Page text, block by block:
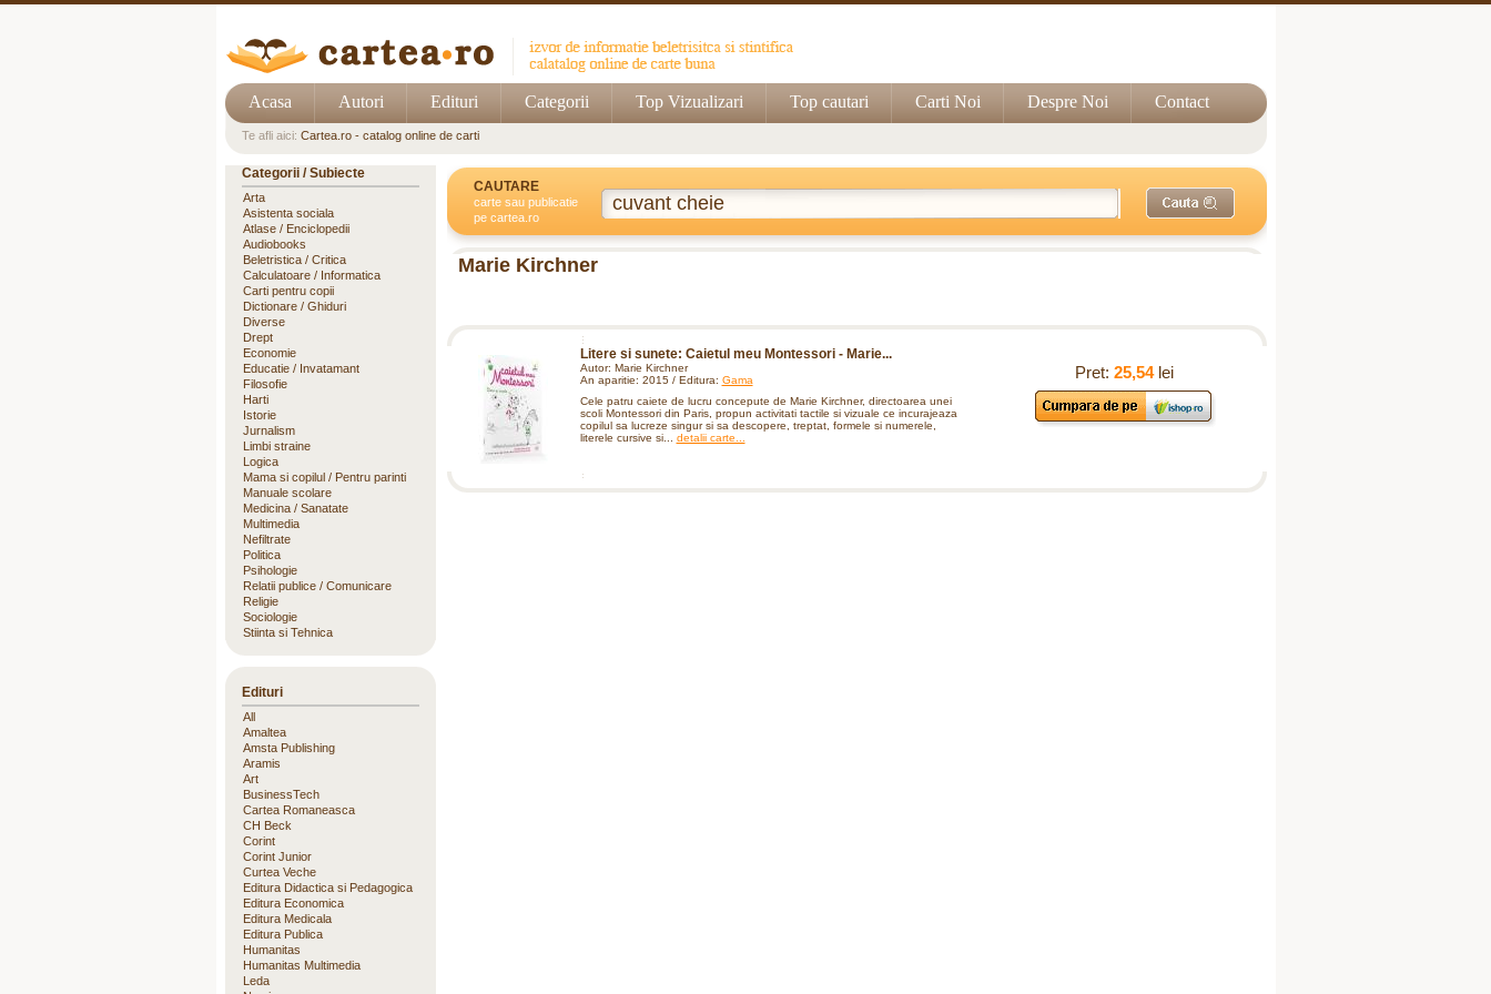
Acasa Autori Edituri Categorii Top Vizualizari Top cautari Carti Noi Despre Noi Contact
Te afli aici: Cartea.ro - catalog online de carti
CAUTARE
carte sau publicatie
pe cartea.ro
Marie Kirchner
Litere si sunete: Caietul meu Montessori - Marie...
Autor: Marie Kirchner
An aparitie: 2015 / Editura: Gama
Cele patru caiete de lucru concepute de Marie Kirchner, directoarea unei
scoli Montessori din Paris, propun activitati tactile si vizuale ce incurajeaza
copilul sa lucreze singur si sa descopere, treptat, formele si numerele,
literele cursive si... detalii carte...
Pret: 25,54lei
Categorii / Subiecte
Arta
Asistenta sociala
Atlase / Enciclopedii
Audiobooks
Beletristica / Critica
Calculatoare / Informatica
Carti pentru copii
Dictionare / Ghiduri
Diverse
Drept
Economie
Educatie / Invatamant
Filosofie
Harti
Istorie
Jurnalism
Limbi straine
Logica
Mama si copilul / Pentru parinti
Manuale scolare
Medicina / Sanatate
Multimedia
Nefiltrate
Politica
Psihologie
Relatii publice / Comunicare
Religie
Sociologie
Stiinta si Tehnica
Edituri
All
Amaltea
Amsta Publishing
Aramis
Art
BusinessTech
Cartea Romaneasca
CH Beck
Corint
Corint Junior
Curtea Veche
Editura Didactica si Pedagogica
Editura Economica
Editura Medicala
Editura Publica
Humanitas
Humanitas Multimedia
Leda